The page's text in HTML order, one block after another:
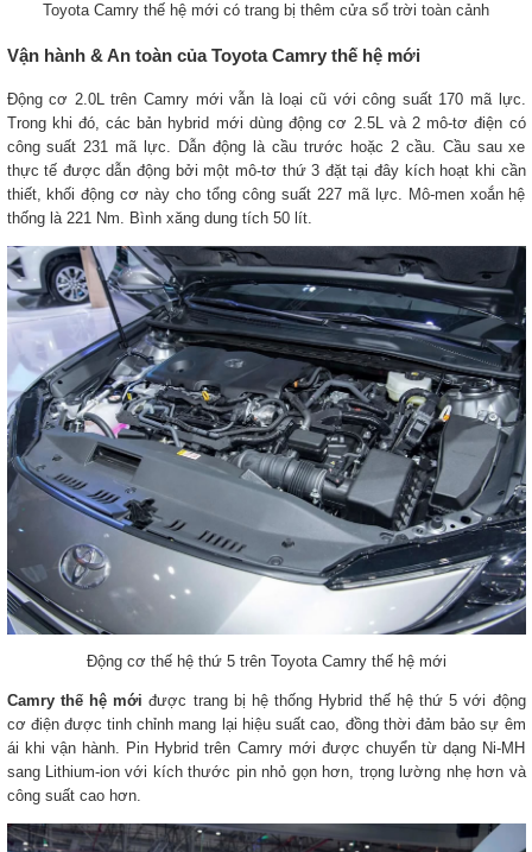
Toyota Camry thế hệ mới có trang bị thêm cửa sổ trời toàn cảnh
Vận hành & An toàn của Toyota Camry thế hệ mới
Động cơ 2.0L trên Camry mới vẫn là loại cũ với công suất 170 mã lực.
Trong khi đó, các bản hybrid mới dùng động cơ 2.5L và 2 mô-tơ điện có
công suất 231 mã lực. Dẫn động là cầu trước hoặc 2 cầu. Cầu sau xe
thực tế được dẫn động bởi một mô-tơ thứ 3 đặt tại đây kích hoạt khi cần
thiết, khối động cơ này cho tổng công suất 227 mã lực. Mô-men xoắn hệ
thống là 221 Nm. Bình xăng dung tích 50 lít.
Động cơ thế hệ thứ 5 trên Toyota Camry thế hệ mới
Camry thế hệ mớiđược trang bị hệ thống Hybrid thế hệ thứ 5 với động
cơ điện được tinh chỉnh mang lại hiệu suất cao, đồng thời đảm bảo sự êm
ái khi vận hành. Pin Hybrid trên Camry mới được chuyển từ dạng Ni-MH
sang Lithium-ion với kích thước pin nhỏ gọn hơn, trọng lường nhẹ hơn và
công suất cao hơn.